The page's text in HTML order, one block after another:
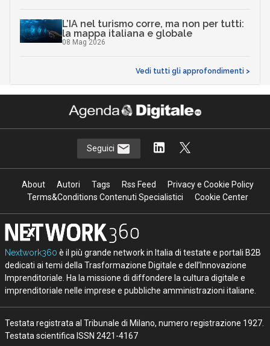
L’IA nel turismo corre, ma non per tutti:
la mappa italiana e globale
08 Mag 2026
Vedi tutti gli approfondimenti >
Seguici
About Autori Tags Rss Feed
Privacy e Cookie Policy
Terms&Conditions Contenuti Specialistici
Cookie Center
Nextwork360 è il più grande network in Italia di testate e portali B2B
dedicati ai temi della Trasformazione Digitale e dell’Innovazione
Imprenditoriale. Ha la missione di diffondere la cultura digitale e
imprenditoriale nelle imprese e pubbliche amministrazioni italiane.
Testata registrata al Tribunale di Milano, numero registrazione 1927.
Testata scientifica ISSN 2421-4167